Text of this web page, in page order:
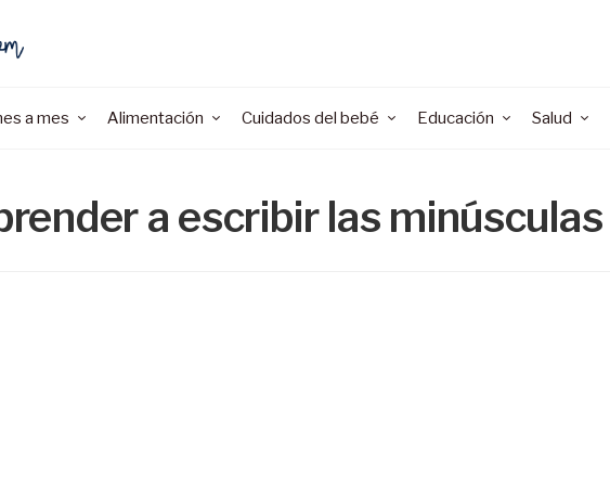
a mes Alimentación Cuidados del bebé Educación Salud
a escribir las minúsculas